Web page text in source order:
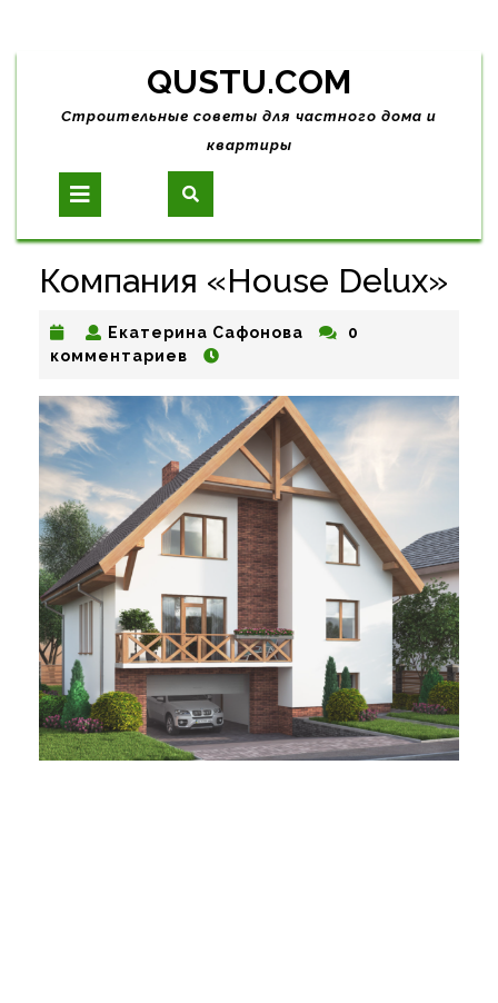
Skip
content
QUSTU.COM
Строительные советы для частного дома и
квартиры
Open
Button
Компания «House Delux»
Екатерина Сафонова Екатерина
0
комментариев